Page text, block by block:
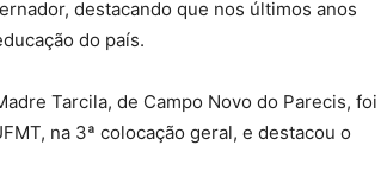
destacando que nos últimos anos
do país.
Tarcila, de Campo Novo do Parecis, foi
na 3ª colocação geral, e destacou o